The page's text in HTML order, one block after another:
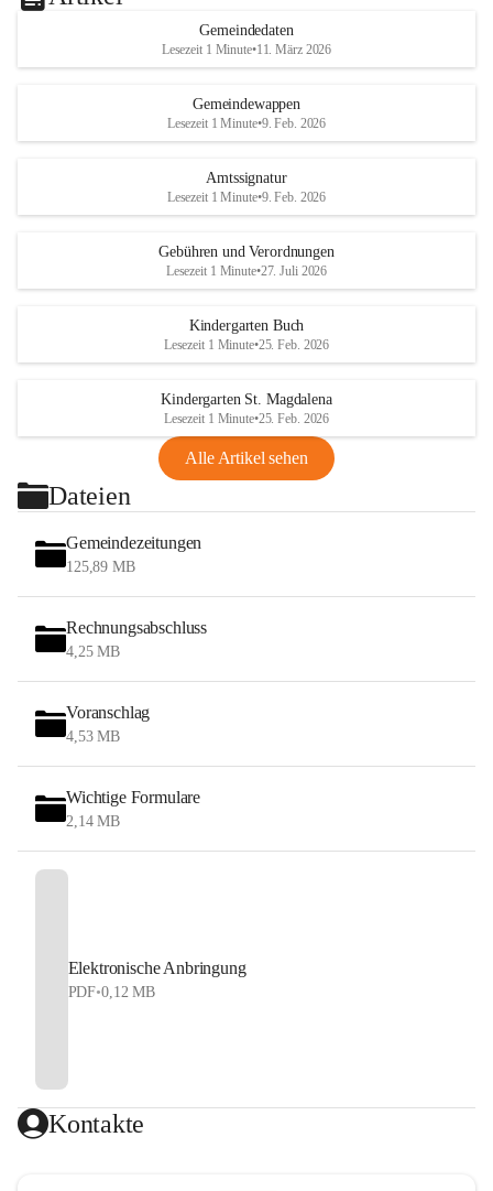
Gemeindedaten
Lesezeit 1 Minute•11. März 2026
Gemeindewappen
Lesezeit 1 Minute•9. Feb. 2026
Amtssignatur
Lesezeit 1 Minute•9. Feb. 2026
Gebühren und Verordnungen
Lesezeit 1 Minute•27. Juli 2026
Kindergarten Buch
Lesezeit 1 Minute•25. Feb. 2026
Kindergarten St. Magdalena
Lesezeit 1 Minute•25. Feb. 2026
Alle Artikel sehen
Dateien
Gemeindezeitungen
125,89 MB
Rechnungsabschluss
4,25 MB
Voranschlag
4,53 MB
Wichtige Formulare
2,14 MB
Elektronische Anbringung
PDF•0,12 MB
Kontakte